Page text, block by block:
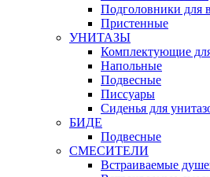
Подголовники для
Пристенные
УНИТАЗЫ
Комплектующие
Напольные
Подвесные
Писсуары
Сиденья для
БИДЕ
Подвесные
СМЕСИТЕЛИ
Встраиваемые